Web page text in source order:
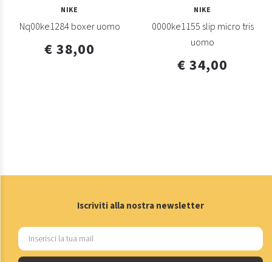
NIKE
Nq00ke1284 boxer uomo
€ 38,00
NIKE
0000ke1155 slip micro tris
uomo
€ 34,00
Iscriviti alla nostra newsletter